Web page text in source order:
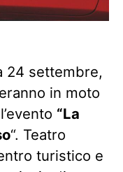
24 settembre,
in moto
“La
“. Teatro
turistico e